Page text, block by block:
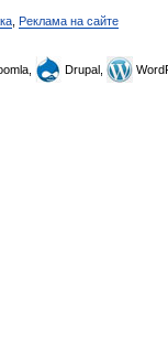
Реклама на сайте
Drupal,